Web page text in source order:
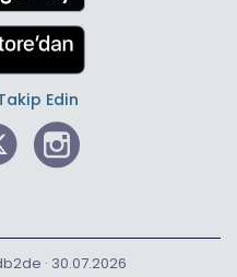
Edin
· 30.07.2026